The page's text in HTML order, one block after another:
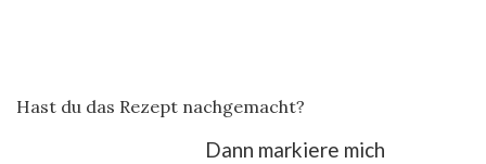
Hast du das Rezept nachgemacht?
Dann markiere mich